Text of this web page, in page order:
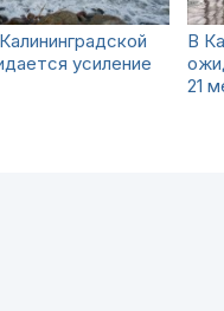
усиление
В
21